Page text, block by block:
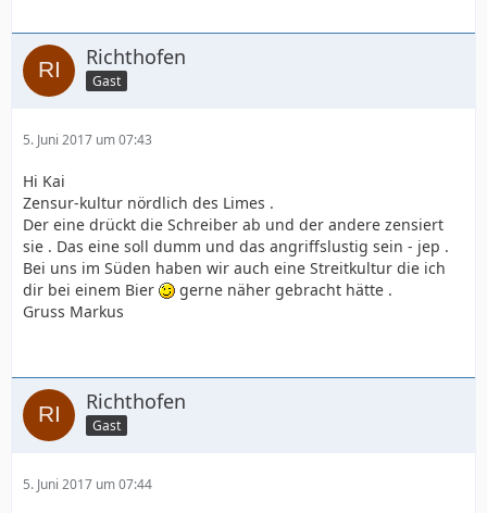
Richthofen
Gast
5. Juni 2017 um 07:43
Hi Kai
Zensur-kultur nördlich des Limes .
Der eine drückt die Schreiber ab und der andere zensiert
sie . Das eine soll dumm und das angriffslustig sein - jep .
Bei uns im Süden haben wir auch eine Streitkultur die ich
dir bei einem Bier
gerne näher gebracht hätte .
Gruss Markus
Richthofen
Gast
5. Juni 2017 um 07:44